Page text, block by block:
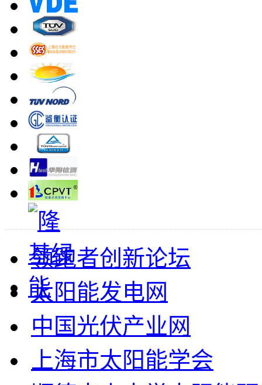
领跑者创新论坛
太阳能发电网
中国光伏产业网
上海市太阳能学会